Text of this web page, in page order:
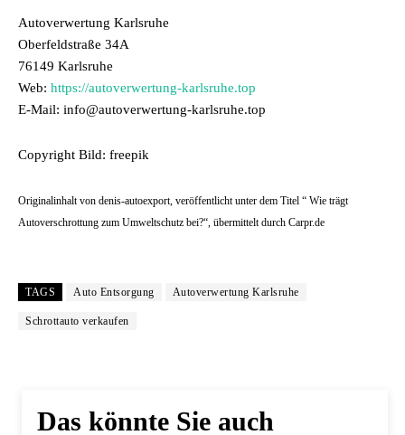
Autoverwertung Karlsruhe
Oberfeldstraße 34A
76149 Karlsruhe
Web: https://autoverwertung-karlsruhe.top
E-Mail: info@autoverwertung-karlsruhe.top
Copyright Bild: freepik
Originalinhalt von denis-autoexport, veröffentlicht unter dem Titel “ Wie trägt
Autoverschrottung zum Umweltschutz bei?“, übermittelt durch Carpr.de
TAGS Auto Entsorgung Autoverwertung Karlsruhe
Schrottauto verkaufen
Das könnte Sie auch